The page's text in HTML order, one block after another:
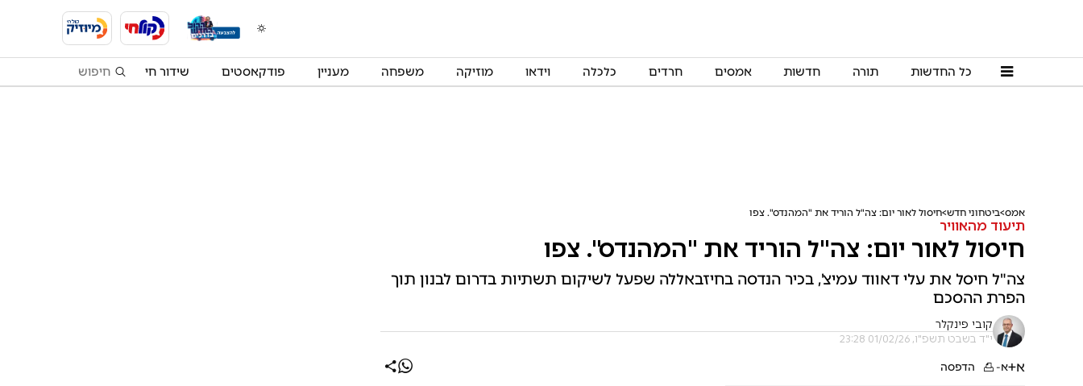
כל החדשות תורה חדשות אמסים חרדים כלכלה וידאו מוזיקה משפחה מעניין פודקאסטים שידור חי
אמס ביטחוני חדש חיסול לאור יום: צה"ל הוריד את "המהנדס". צפו
תיעוד מהאוויר
חיסול לאור יום: צה"ל הוריד את "המהנדס". צפו
צה"ל חיסל את עלי דאווד עמיצ', בכיר הנדסה בחיזבאללה שפעל לשיקום תשתיות בדרום לבנון תוך
הפרת ההסכם
קובי פינקלר
י"ד בשבט תשפ"ו, 01/02/26 23:28
א+א- הדפסה